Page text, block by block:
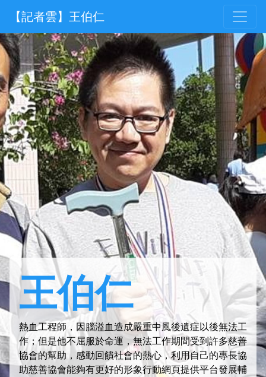
【記者雲】王伯仁
王伯仁
熱血工程師，因腦溢血造成嚴重中風後遺症以後無法工
作；但是他不屈服於命運，無法工作期間受到許多慈善
協會的幫助，感動回饋社會的熱心，利用自己的專長協
助慈善協會能夠有更好的形象行動網頁提供平台發展輔